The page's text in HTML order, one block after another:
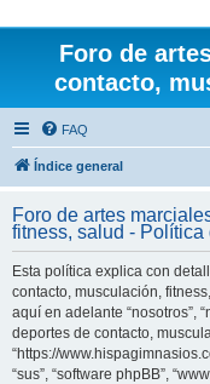
Foro de
contacto,
FAQ
Índice general
Foro de artes
fitness, salud - Política
Esta política explica con
contacto, musculación,
aquí en adelante “nosotros”,
deportes de contacto,
“https://
“sus”, “software phpBB”,